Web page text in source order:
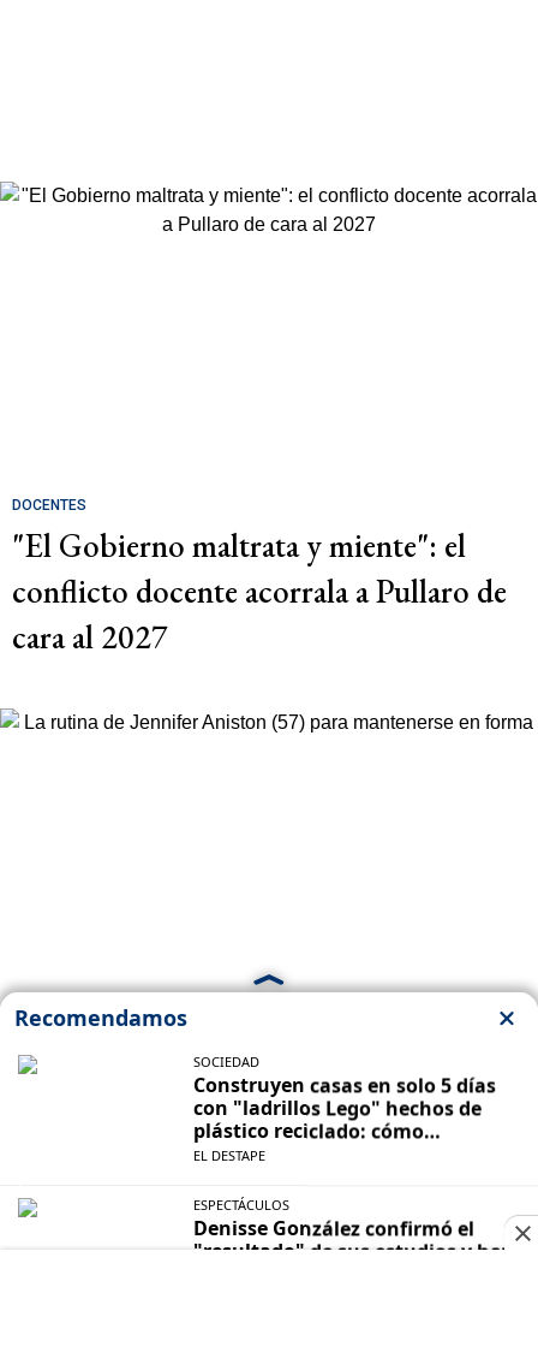
DOCENTES
"El Gobierno maltrata y miente": el
conflicto docente acorrala a Pullaro de
cara al 2027
La rutina de Jennifer Aniston (57) para
mantenerse en forma